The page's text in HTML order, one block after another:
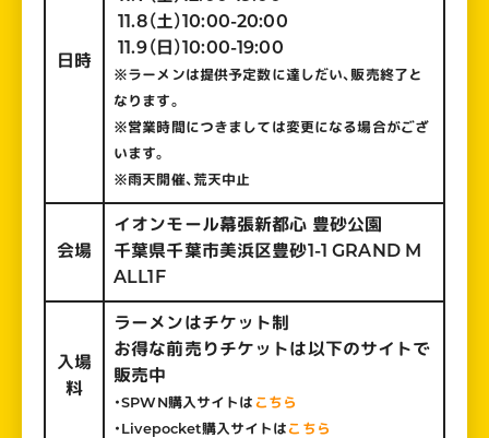
日時
11.8（土）10:00-20:00
11.9（日）10:00-19:00
※ラーメンは提供予定数に達しだい、販売終了と
なります。
※営業時間につきましては変更になる場合がござ
います。
※雨天開催、荒天中止
会場
イオンモール幕張新都心 豊砂公園​
千葉県千葉市美浜区豊砂1-1 GRAND M
ALL1F
入場
料
ラーメンはチケット制
お得な前売りチケットは以下のサイトで
販売中
・SPWN購入サイトは こちら
・Livepocket購入サイトはこちら